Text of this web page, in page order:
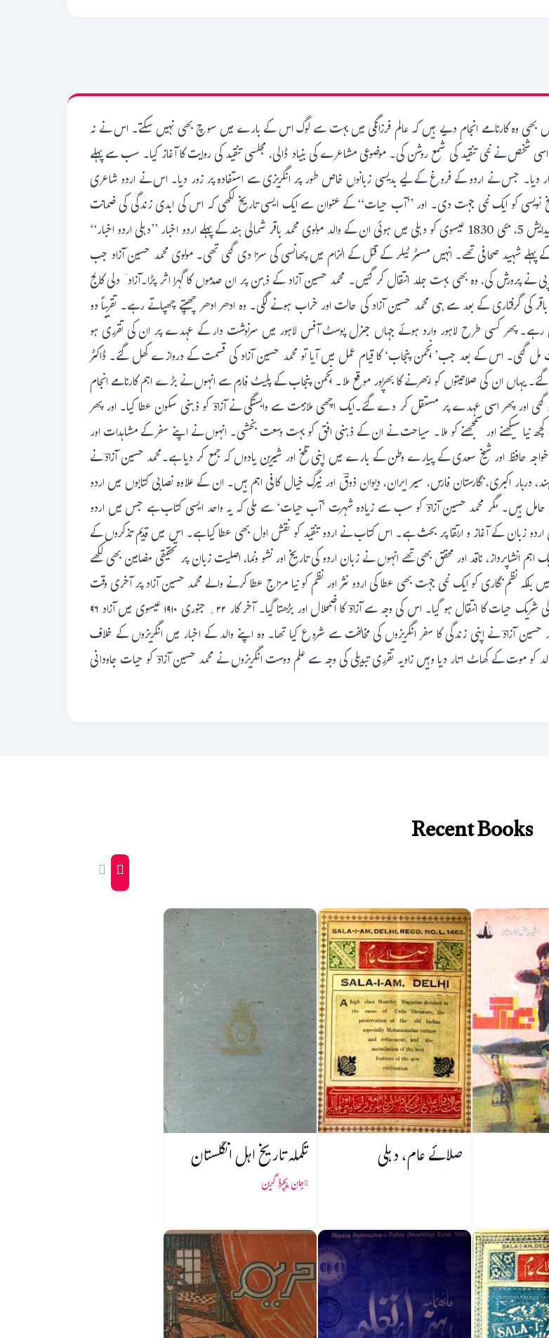
وہ کارنامے انجام دیے ہیں کہ عالم فرزانگی میں بہت سے لوگ اس کے بارے میں سوچ بھی نہیں سکتے۔ اس نے نہ
شخص نے نئی تنقید کی شمع روشن کی۔ موضوعی مشاعرے کی بنیاد ڈالی، مجلسی تنقید کی روایت کا آغاز کیا۔ سب سے پہلے
قرار دیا۔ جس نے اردو کے فروغ کے لیے بدیسی زبانوں خاص طور پر انگریزی سے استفادہ پر زور دیا۔ اس نے اردو شاعری
کو ایک نئی جہت دی۔ اور ’’آب حیات‘‘ کے عنوان سے ایک ایسی تاریخ لکھی کہ اس کی ابدی زندگی کی ضمانت
بن گئی۔ اس گراں مایہ شخصیت کا نام محمد حسین آزادؔ ہے۔ محمد حسین ؔ آزادؔ کی پیدایش 5، مئی 1830 عیسوی کو دہلی میں ہوئی ان کے والد مولوی محمد باقر شمالی ہند کے پہلے اردو اخبار ’’دہلی اردو اخبار‘‘
کے پہلے شہید صحافی تھے۔ انہیں مسٹر ٹیلر کے قتل کے الزام میں پھانسی کی سزا دی گئی تھی۔ مولوی محمد حسین آزاد جب
نے پرورش کی، وہ بھی بہت جلد انتقال کر گئیں۔ محمد حسین آزاد کے ذہن پر ان صدموں کا گہرا اثر پڑا۔آزاد ؔ دلی کالج
کی گرفتاری کے بعد سے ہی محمد حسین آزاد کی حالت اور خراب ہونے لگی۔ وہ ادھر ادھر چھپتے چھپاتے رہے۔ تقریباً دو
رہے۔ پھر کسی طرح لاہور وارد ہوئے جہاں جنرل پوسٹ آفس لاہور میں سرنوشت دار کے عہدے پر ان کی تقرری ہو
مل گئی۔ اس کے بعد جب’ انجمن پنجاب‘ کا قیام عمل میں آیا تو محمد حسین آزاد کی قسمت کے دروازے کھل گئے۔ ڈاکٹر
یہاں ان کی صلاحیتوں کو ابھرنے کا بھرپور موقع ملا۔ انجمن پنجاب کے پلیٹ فارم سے انہوں نے بڑے اہم کارنامے انجام
گئی اور پھر اسی عہدے پر مستقل کر دے گئے۔ایک اچھی ملازمت سے وابستگی نے آزادؔ کو ذہنی سکون عطا کیا۔ اور پھر
نیا سیکھنے اور سمجھنے کو ملا۔ سیاحت نے ان کے ذہنی افق کو بہت وسعت بخشی۔ انہوں نے اپنے سفر کے مشاہدات اور
حافظ اور شیخ سعدی کے پیارے وطن کے بارے میں اپنی تلخ اور شیرین یادوں کہ جمع کر دیا ہے۔محمد حسین آزادؔ نے
اکبری، نگارستان فارس، سیر ایران، دیوان ذوقؔ اور نیرگ خیال کافی اہم ہیں۔ ان کے علاوہ نصابی کتابوں میں اردو
حامل ہیں۔ مگر محمد حسین آزادؔ کو سب سے زیادہ شہرت ’آب حیات‘ سے ملی کہ یہ واحد ایسی کتاب ہے جس میں اردو
زبان کے آغاز و ارتقا پر بحث ہے۔ اس کتاب نے اردو تنقید کو نقش اول بھی عطا کیا ہے۔ اس میں قدیم تذکروں کے
انشاپرداز، ناقد اور محقق بھی تھے انہوں نے زبان اردو کی تاریخ اور نشو ونما، اصلیت زبان پر تحقیقی مضامین بھی لکھے
نظم نگاری کو ایک نئی جہت بھی عطا کی اردو نثر اور نظم کو نیا مزاج عطا کرنے والے محمد حسین آزاد پر آخری وقت
میں جنون اور دیوانگی کی کیفیت طاری ہو گئی تھی۔ جنون کی حالت میں ہی ان کی شریک حیات کا انتقال ہو گیا۔ اس کی وجہ سے آزادؔ کا اضمحلال اور بڑھتا گیا۔ آخر کار ۲۲؍ جنوری ۱۹۱۰ عیسوی میں آزاد ۹۶
آزادؔ نے اپنی زندگی کا سفر انگریزوں کی مخالفت سے شروع کیا تھا۔ وہ اپنے والد کے اخبار میں انگریزوں کے خلاف
کے کھاٹ اتار دیا وہیں زاویہ تقرری تبدیلی کی وجہ سے علم دوست انگریزوں نے محمد حسین آزادؔ کو حیات جاودانی
Recent Books
صلائے عام، دہلی تکملہ تاریخ اہل انگلستان
جان ریچرڈ گرین